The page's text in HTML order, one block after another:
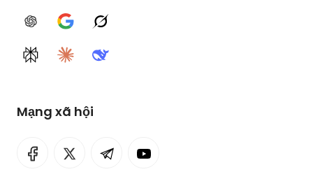
ChatGPTGoogle AIGrok
PerplexityClaudeDeepSeek
Mạng xã hội